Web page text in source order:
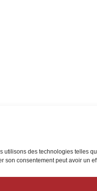
utilisons des technologies telles
son consentement peut avoir un